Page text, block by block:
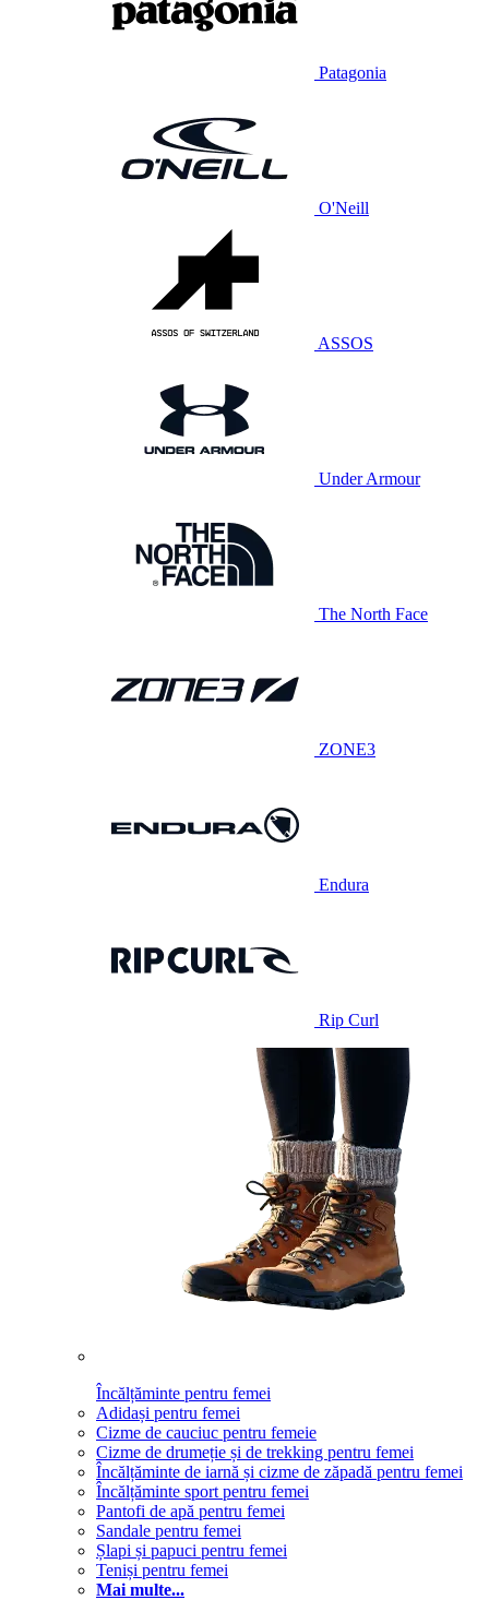
Patagonia
O'Neill
ASSOS
Under Armour
The North Face
ZONE3
Endura
Rip Curl
Încălțăminte pentru femei
Adidași pentru femei
Cizme de cauciuc pentru femeie
Cizme de drumeție și de trekking pentru femei
Încălțăminte de iarnă și cizme de zăpadă pentru femei
Încălțăminte sport pentru femei
Pantofi de apă pentru femei
Sandale pentru femei
Șlapi și papuci pentru femei
Teniși pentru femei
Mai multe...